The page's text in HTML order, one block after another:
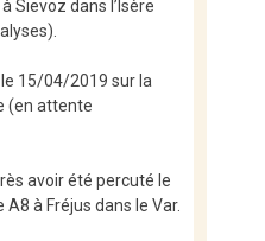
Sievoz dans l’Isère
15/04/2019 sur la
(en attente
avoir été percuté le
à Fréjus dans le Var.